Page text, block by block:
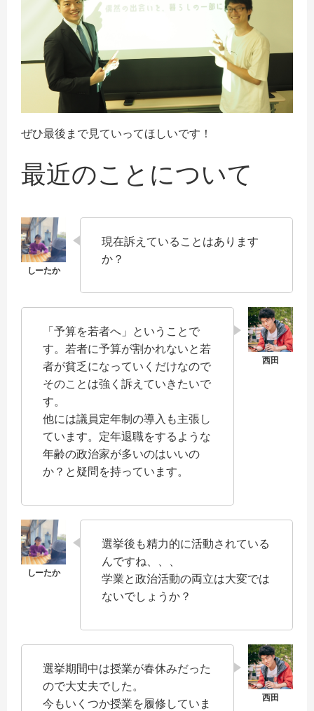
ぜひ最後まで見ていってほしいです！
最近のことについて
現在訴えていることはあります
か？
「予算を若者へ」ということで
す。若者に予算が割かれないと若
者が貧乏になっていくだけなので
そのことは強く訴えていきたいで
す。
他には議員定年制の導入も主張し
ています。定年退職をするような
年齢の政治家が多いのはいいの
か？と疑問を持っています。
選挙後も精力的に活動されている
んですね、、、
学業と政治活動の両立は大変では
ないでしょうか？
選挙期間中は授業が春休みだった
ので大丈夫でした。
今もいくつか授業を履修していま
記事一覧
商品一覧
お問い合わせ